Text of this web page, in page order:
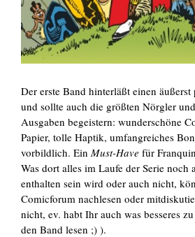
Der erste Band hinterläßt einen
und sollte auch die größten Nörgler
Ausgaben begeistern: wunderschöne
Papier, tolle Haptik, umfangreiches
vorbildlich. Ein Must-Have für
Was dort alles im Laufe der Serie noch
enthalten sein wird oder auch nicht,
Comicforum nachlesen oder
nicht, ev. habt Ihr auch was besseres
den Band lesen ;) ).